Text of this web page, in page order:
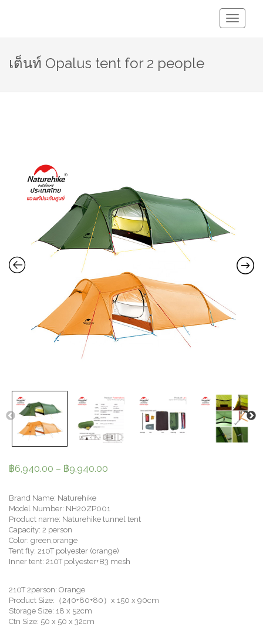
Toggle
เต็นท์ Opalus tent for 2 people
฿6,940.00 – ฿9,940.00
Brand Name: Naturehike
Model Number: NH20ZP001
Product name: Naturehike tunnel tent
Capacity: 2 person
Color: green,orange
Tent fly: 210T polyester (orange)
Inner tent: 210T polyester+B3 mesh
210T 2person: Orange
Product Size:（240+80+80）x 150 x 90cm
Storage Size: 18 x 52cm
Ctn Size: 50 x 50 x 32cm